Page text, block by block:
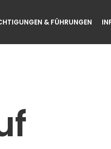
& FÜHRUNGEN